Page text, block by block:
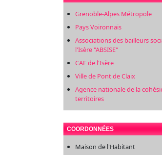
Grenoble-Alpes Métropole
Pays Voironnais
Associations des bailleurs
l'Isère "ABSISE"
CAF de l'Isère
Ville de Pont de Claix
Agence nationale de la
territoires
COORDONNÉES
Maison de l'Habitant